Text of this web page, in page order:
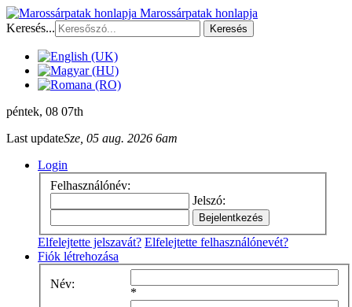
Marossárpatak honlapja
Keresés...
Keresés
péntek, 08 07th
Last updateSze, 05 aug. 2026 6am
Login
Felhasználónév:
Jelszó:
Elfelejtette jelszavát? Elfelejtette felhasználónevét?
Fiók létrehozása
Név:
*